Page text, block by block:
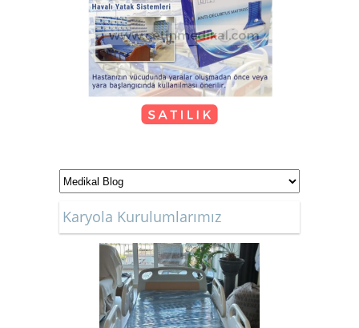
Hasta Karyolası Güzelbahçe
KİRALIK TEKERLEKLİ
Karyola Kurulumlarımız